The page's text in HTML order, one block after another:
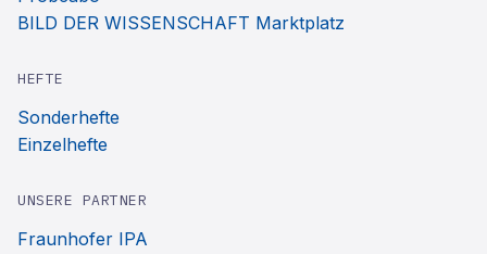
BILD DER WISSENSCHAFT Marktplatz
HEFTE
Sonderhefte
Einzelhefte
UNSERE PARTNER
Fraunhofer IPA